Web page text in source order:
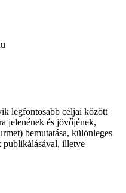
legfontosabb céljai között
jelenének és jövőjének,
bemutatása, különleges
publikálásával, illetve